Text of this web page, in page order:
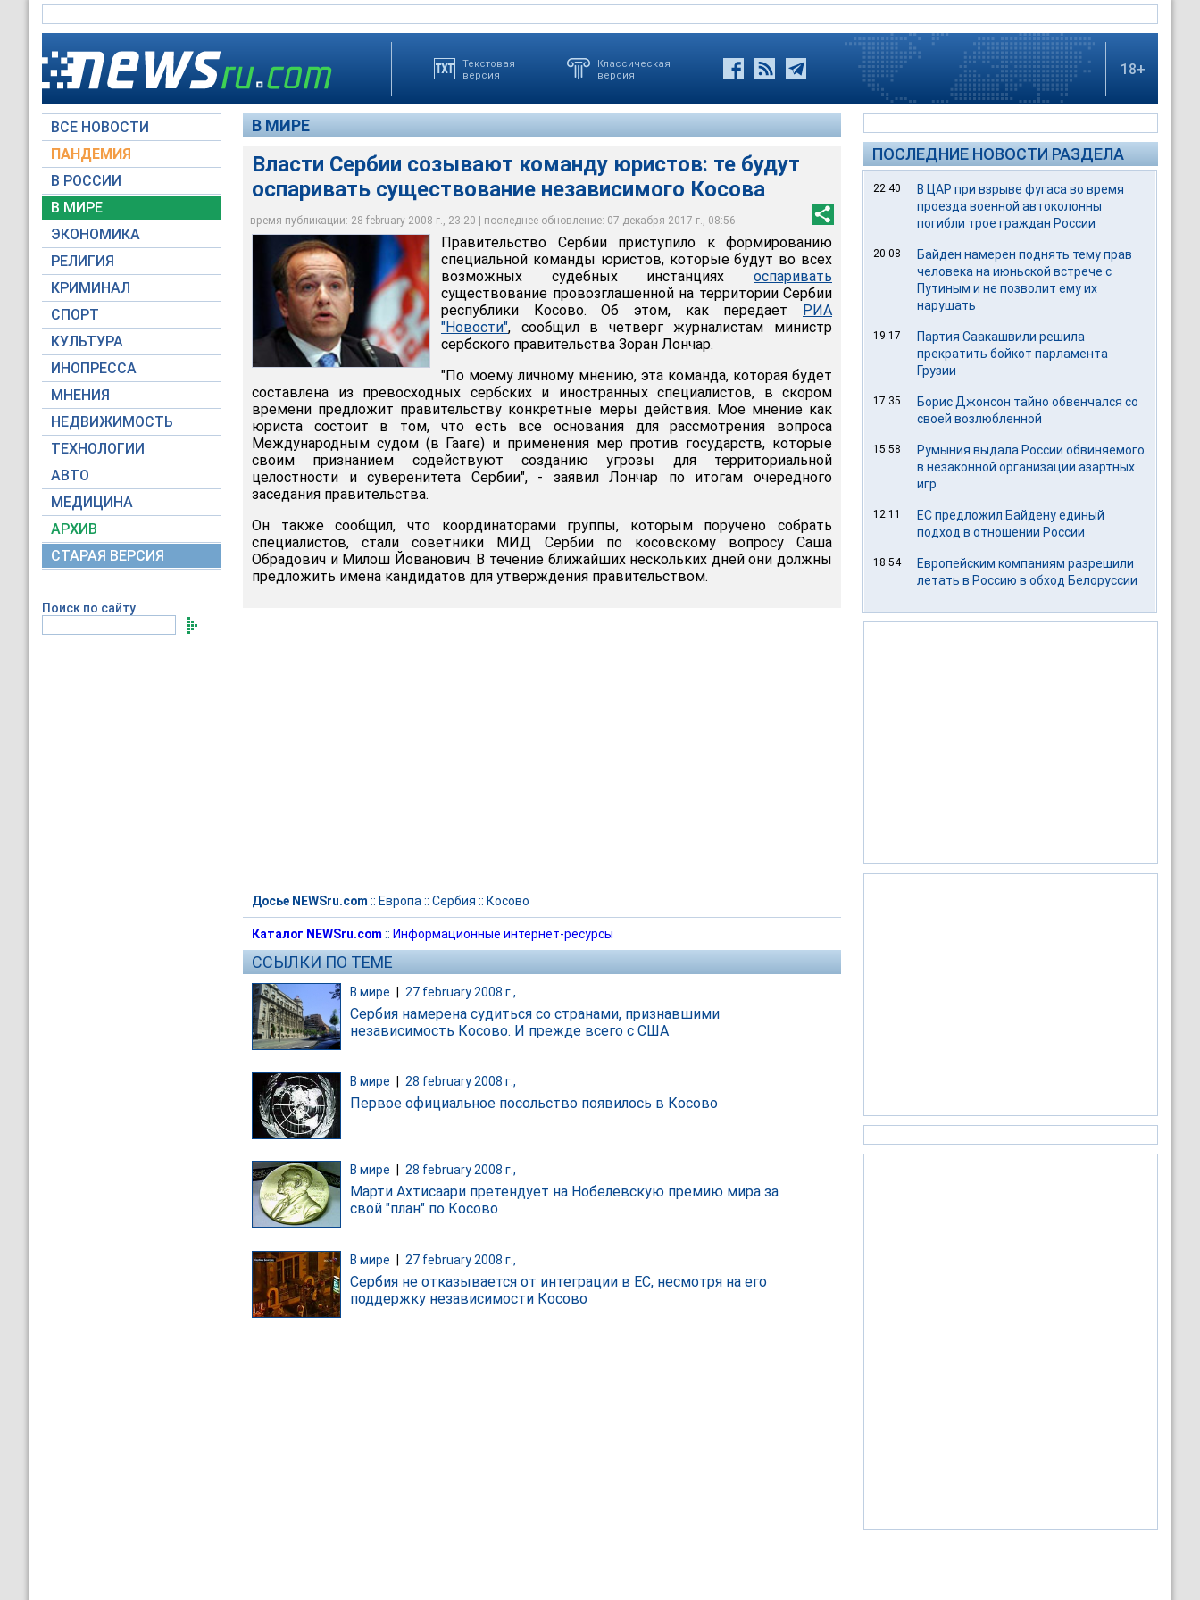
Текстовая
версия
Классическая
версия
18+
ВСЕ НОВОСТИ
ПАНДЕМИЯ
В РОССИИ
В МИРЕ
ЭКОНОМИКА
РЕЛИГИЯ
КРИМИНАЛ
СПОРТ
КУЛЬТУРА
ИНОПРЕССА
МНЕНИЯ
НЕДВИЖИМОСТЬ
ТЕХНОЛОГИИ
АВТО
МЕДИЦИНА
АРХИВ
СТАРАЯ ВЕРСИЯ
Поиск по сайту
В МИРЕ
Власти Сербии созывают команду юристов: те будут
оспаривать существование независимого Косова
время публикации: 28 february 2008 г., 23:20 | последнее обновление: 07 декабря 2017 г., 08:56
Правительство Сербии приступило к формированию специальной команды юристов,
которые будут оспаривать существование республики Косово - сообщил министр
сербского правительства Зоран Лончар
b92.net
Правительство Сербии приступило к формированию
специальной команды юристов, которые будут во всех
возможных судебных инстанциях оспаривать
существование провозглашенной на территории Сербии
республики Косово. Об этом, как передает РИА
"Новости", сообщил в четверг журналистам министр
сербского правительства Зоран Лончар.
"По моему личному мнению, эта команда, которая будет
составлена из превосходных сербских и иностранных специалистов, в скором
времени предложит правительству конкретные меры действия. Мое мнение как
юриста состоит в том, что есть все основания для рассмотрения вопроса
Международным судом (в Гааге) и применения мер против государств, которые
своим признанием содействуют созданию угрозы для территориальной
целостности и суверенитета Сербии", - заявил Лончар по итогам очередного
заседания правительства.
Он также сообщил, что координаторами группы, которым поручено собрать
специалистов, стали советники МИД Сербии по косовскому вопросу Саша
Обрадович и Милош Йованович. В течение ближайших нескольких дней они должны
предложить имена кандидатов для утверждения правительством.
Досье NEWSru.com :: Европа :: Сербия :: Косово
Каталог NEWSru.com :: Информационные интернет-ресурсы
ССЫЛКИ ПО ТЕМЕ
В мире 27 february 2008 г.,
Сербия намерена судиться со странами, признавшими
независимость Косово. И прежде всего с США
В мире 28 february 2008 г.,
Первое официальное посольство появилось в Косово
В мире 28 february 2008 г.,
Марти Ахтисаари претендует на Нобелевскую премию мира за
свой "план" по Косово
В мире | 27 february 2008 г.,
Сербия не отказывается от интеграции в ЕС, несмотря на его
поддержку независимости Косово
ПОСЛЕДНИЕ НОВОСТИ РАЗДЕЛА
22:40
В ЦАР при взрыве фугаса во время
проезда военной автоколонны
погибли трое граждан России
20:08
Байден намерен поднять тему прав
человека на июньской встрече с
Путиным и не позволит ему их
нарушать
19:17
Партия Саакашвили решила
прекратить бойкот парламента
Грузии
17:35
Борис Джонсон тайно обвенчался со
своей возлюбленной
15:58
Румыния выдала России обвиняемого
в незаконной организации азартных
игр
12:11
ЕС предложил Байдену единый
подход в отношении России
18:54
Европейским компаниям разрешили
летать в Россию в обход Белоруссии